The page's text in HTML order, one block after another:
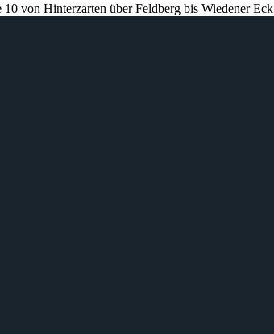
10 von Hinterzarten über Feldberg bis Wiedener Eck